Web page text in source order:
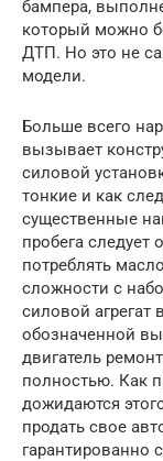
бампера,
который можно
ДТП. Но это не
модели.
Больше всего
вызывает
силовой
тонкие и как
существенные
пробега следует
потреблять
сложности с
силовой агрегат
обозначенной
двигатель
полностью. Как
дожидаются
продать свое
гарантированно